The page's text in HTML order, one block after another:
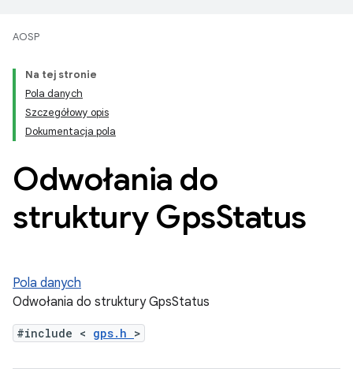
AOSP
Na tej stronie
Pola danych
Szczegółowy opis
Dokumentacja pola
Odwołania do
struktury GpsStatus
Pola danych
Odwołania do struktury GpsStatus
#include < gps.h >